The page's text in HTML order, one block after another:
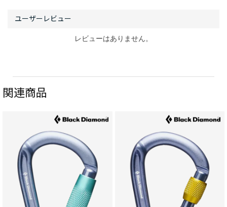
レビューはありません。
関連商品